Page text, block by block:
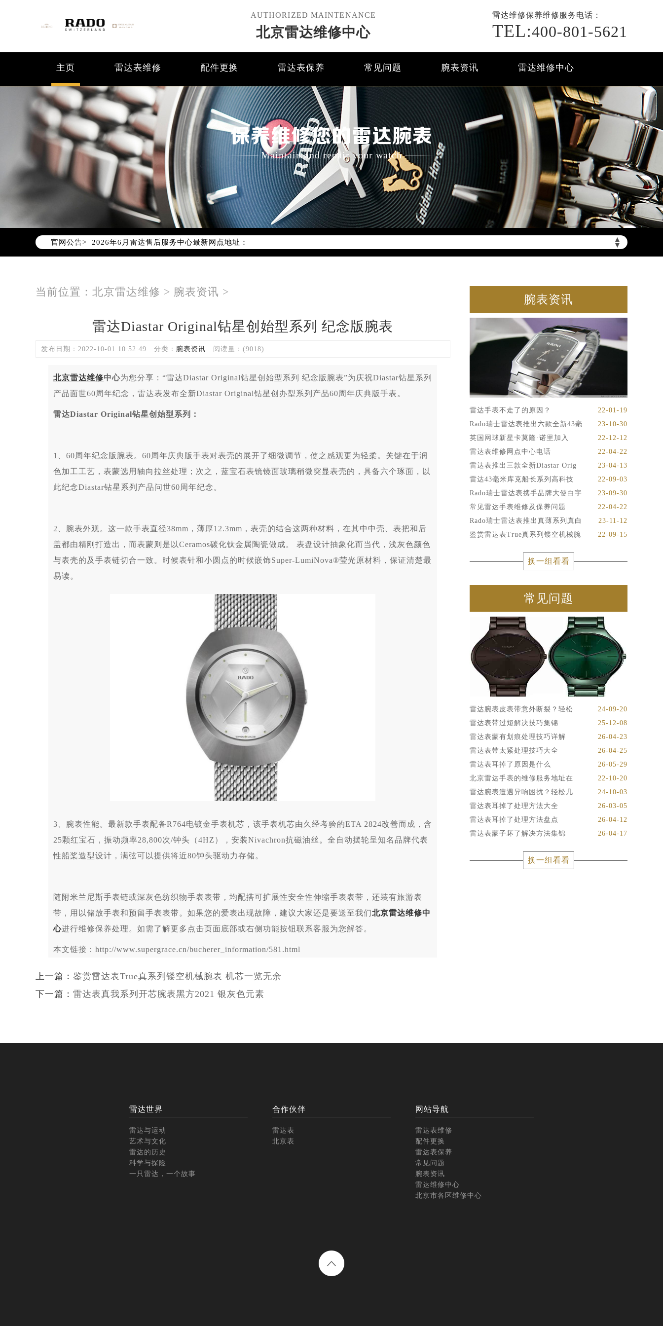
AUTHORIZED MAINTENANCE
北京雷达维修中心
雷达维修保养维修服务电话：
TEL:400-801-5621
主页 雷达表维修 配件更换 雷达表保养 常见问题 腕表资讯 雷达维修中心
保养维修您的雷达腕表
Maintain and repair your watch
官网公告> ▲
▼
2026年6月雷达北京市售后服务网络优化升级公告
2026年6月北京市雷达官方售后客户服务热线：400-801-5621
2026年6月雷达售后服务中心最新网点地址：
北京市东城区东长安街1号东方广场写字楼W3座6层602室（需提前预约）
北京市东城区东长安街1号王府井东方广场W3座6层602室雷达售后服务中心（需提前预约）
当前位置： 北京雷达维修 > 腕表资讯 >
雷达Diastar Original钻星创始型系列 纪念版腕表
发布日期：2022-10-01 10:52:49 分类： 腕表资讯 阅读量：(9018)
北京雷达维修中心为您分享：“雷达Diastar Original钻星创始型系列 纪念版腕表”为庆祝Diastar钻星系列
产品面世60周年纪念，雷达表发布全新Diastar Original钻星创办型系列产品60周年庆典版手表。
雷达Diastar Original钻星创始型系列：
1、60周年纪念版腕表。60周年庆典版手表对表壳的展开了细微调节，使之感观更为轻柔。关键在于润
色加工工艺，表蒙选用轴向拉丝处理；次之，蓝宝石表镜镜面玻璃稍微突显表壳的，具备六个琢面，以
此纪念Diastar钻星系列产品问世60周年纪念。
2、腕表外观。这一款手表直径38mm，薄厚12.3mm，表壳的结合这两种材料，在其中中壳、表把和后
盖都由精刚打造出，而表蒙则是以Ceramos碳化钛金属陶瓷做成。 表盘设计抽象化而当代，浅灰色颜色
与表壳的及手表链切合一致。时候表针和小圆点的时候嵌饰Super-LumiNova®莹光原材料，保证清楚最
易读。
3、腕表性能。最新款手表配备R764电镀金手表机芯，该手表机芯由久经考验的ETA 2824改善而成，含
25颗红宝石，振动频率28,800次/钟头（4HZ），安装Nivachron抗磁油丝。全自动摆轮呈知名品牌代表
性船桨造型设计，满弦可以提供将近80钟头驱动力存储。
随附米兰尼斯手表链或深灰色纺织物手表表带，均配搭可扩展性安全性伸缩手表表带，还装有旅游表
带，用以储放手表和预留手表表带。如果您的爱表出现故障，建议大家还是要送至我们 北京雷达维修中
心进行维修保养处理。如需了解更多点击页面底部或右侧功能按钮联系客服为您解答。
本文链接：http://www.supergrace.cn/bucherer_information/581.html
上一篇： 鉴赏雷达表True真系列镂空机械腕表 机芯一览无余
下一篇： 雷达表真我系列开芯腕表黑方2021 银灰色元素
腕表资讯
雷达手表不走了的原因？
22-01-19
Rado瑞士雷达表推出六款全新43毫
23-10-30
英国网球新星卡莫隆·诺里加入
22-12-12
雷达表维修网点中心电话
22-04-22
雷达表推出三款全新Diastar Orig
23-04-13
雷达43毫米库克船长系列高科技
22-09-03
Rado瑞士雷达表携手品牌大使白宇
23-09-30
常见雷达手表维修及保养问题
22-04-22
Rado瑞士雷达表推出真薄系列真白
23-11-12
鉴赏雷达表True真系列镂空机械腕
22-09-15
换一组看看
常见问题
雷达腕表皮表带意外断裂？轻松
24-09-20
雷达表带过短解决技巧集锦
25-12-08
雷达表蒙有划痕处理技巧详解
26-04-23
雷达表带太紧处理技巧大全
26-04-25
雷达表耳掉了原因是什么
26-05-29
北京雷达手表的维修服务地址在
22-10-20
雷达腕表遭遇异响困扰？轻松几
24-10-03
雷达表耳掉了处理方法大全
26-03-05
雷达表耳掉了处理方法盘点
26-04-12
雷达表蒙子坏了解决方法集锦
26-04-17
换一组看看
雷达世界
雷达与运动
艺术与文化
雷达的历史
科学与探险
一只雷达，一个故事
合作伙伴
雷达表
北京表
网站导航
雷达表维修
配件更换
雷达表保养
常见问题
腕表资讯
雷达维修中心
北京市各区维修中心